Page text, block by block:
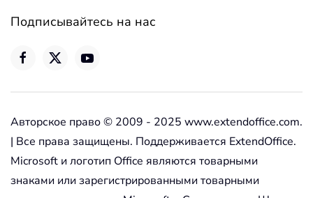
Подписывайтесь на нас
Авторское право © 2009 - 2025 www.extendoffice.com.
| Все права защищены. Поддерживается ExtendOffice.
Microsoft и логотип Office являются товарными
знаками или зарегистрированными товарными